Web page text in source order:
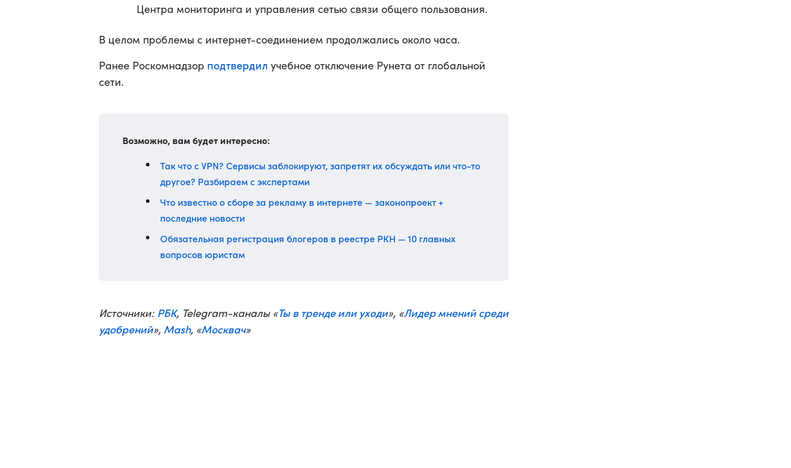
Центра мониторинга и управления сетью связи общего пользования.
В целом проблемы с интернет-соединением продолжались около часа.
Ранее Роскомнадзор подтвердил учебное отключение Рунета от глобальной
сети.
Возможно, вам будет интересно:
Так что с VPN? Сервисы заблокируют, запретят их обсуждать или что-то
другое? Разбираем с экспертами
Что известно о сборе за рекламу в интернете — законопроект +
последние новости
Обязательная регистрация блогеров в реестре РКН — 10 главных
вопросов юристам
Источники: РБК, Telegram-каналы «Ты в тренде или уходи», «Лидер мнений среди
удобрений», Mash, «Москвач»